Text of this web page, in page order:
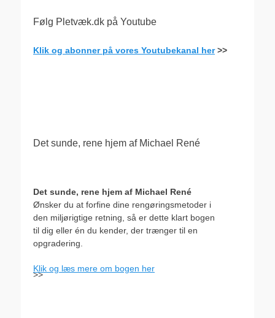
Følg Pletvæk.dk på Youtube
Klik og abonner på vores Youtubekanal her>>
Det sunde, rene hjem af Michael René
Det sunde, rene hjem af Michael René
Ønsker du at forfine dine rengøringsmetoder i
den miljørigtige retning, så er dette klart bogen
til dig eller én du kender, der trænger til en
opgradering.
Klik og læs mere om bogen her
>>